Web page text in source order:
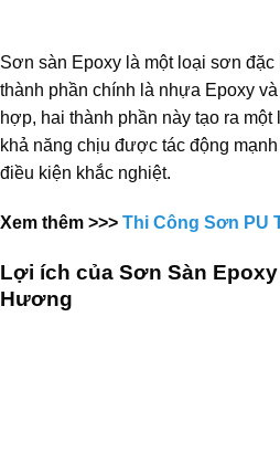
Sơn sàn Epoxy là một loại sơn
thành phần chính là nhựa Epoxy
hợp, hai thành phần này tạo ra
khả năng chịu được tác động
điều kiện khắc nghiệt.
Xem thêm >>> Thi Công Sơn PU
Lợi ích của Sơn Sàn Epoxy
Hương